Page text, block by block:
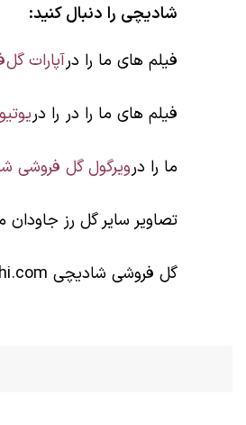
شادیچی را دنبال کنید:
فیلم های ما را درآپارات
فیلم های ما را در را در
ما را درویرگول گل فروشی
تصاویر سایر گل رز جاودان
گل فروشی شادیچی shadichi.com فروشگاه آنلاین گل در تهران و کرج میباشد. A 1401/10/30